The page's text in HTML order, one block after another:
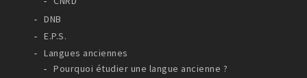
DNB
E.P.S.
Langues anciennes
Pourquoi étudier une langue ancienne ?